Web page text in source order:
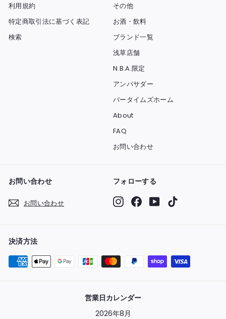
利用規約
特定商取引法に基づく表記
検索
その他
お酒・飲料
ブランド一覧
浅草店舗
N.B.A.限定
アンバサダー
バータイムズホーム
About
FAQ
お問い合わせ
お問い合わせ
お問い合わせ
フォローする
InstagramFacebook
YouTube
決済方法
営業日カレンダー
2026年8月